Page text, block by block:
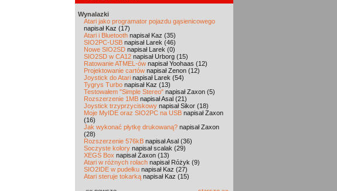
Wynalazki
Atari jako programator pojazdu gąsienicowego
napisał Kaz (17)
Atari i Bluetooth napisał Kaz (35)
SIO2PC-USB napisał Larek (46)
Nowe SIO2SD napisał Larek (0)
SIO2SD w CA12 napisał Urborg (15)
Ratowanie ATMEL-ów napisał Yoohaas (12)
Projektowanie cartów napisał Zenon (12)
Joystick do Atari napisał Larek (54)
Tygrys Turbo napisał Kaz (13)
Testowałem "Simple Stereo" napisał Zaxon (5)
Rozszerzenie 1MB napisał Asal (21)
Joystick trzyprzyciskowy napisał Sikor (18)
Moje MyIDE oraz SIO2PC na USB napisał Zaxon
(16)
Jak wykonać płytkę drukowaną? napisał Zaxon
(28)
Rozszerzenie 576kB napisał Asal (36)
Soczyste kolory napisał scalak (29)
XEGS Box napisał Zaxon (13)
Atari w różnych rolach napisał Różyk (9)
SIO2IDE w pudełku napisał Kaz (27)
Atari steruje tokarką napisał Kaz (15)